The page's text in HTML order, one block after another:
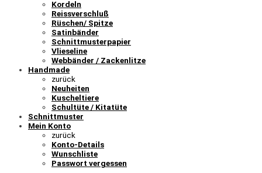
Kordeln
Reissverschluß
Rüschen/ Spitze
Satinbänder
Schnittmusterpapier
Vlieseline
Webbänder / Zackenlitze
Handmade
zurück
Neuheiten
Kuscheltiere
Schultüte / Kitatüte
Schnittmuster
Mein Konto
zurück
Konto-Details
Wunschliste
Passwort vergessen